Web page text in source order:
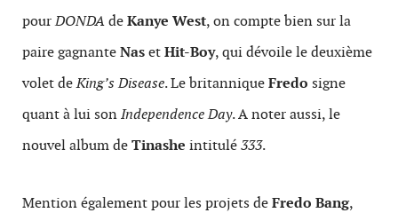
pourDONDAdeKanye West, on compte bien sur la
paire gagnanteNasetHit-Boy, qui dévoile le deuxième
volet deKing’s Disease. Le britanniqueFredo signe
quant à lui sonIndependence Day. A noter aussi, le
nouvel album deTinashe intitulé333.
Mention également pour les projets deFredo Bang,